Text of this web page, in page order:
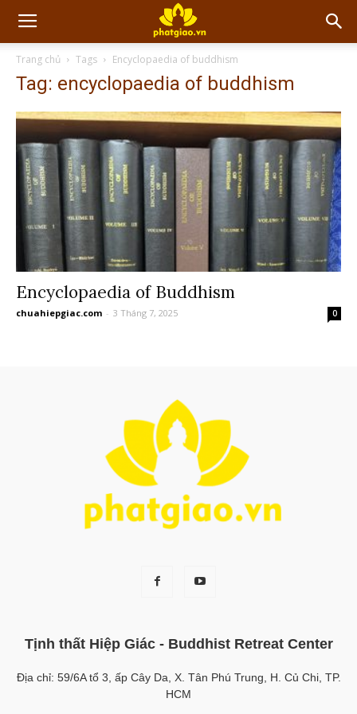
Trang chủ Tags Encyclopaedia of buddhism
Tag: encyclopaedia of buddhism
Encyclopaedia of Buddhism
chuahiepgiac.com - 3 Tháng 7, 2025 0
Tịnh thất Hiệp Giác - Buddhist Retreat Center
Địa chỉ: 59/6A tổ 3, ấp Cây Da, X. Tân Phú Trung, H. Củ Chi, TP.
HCM